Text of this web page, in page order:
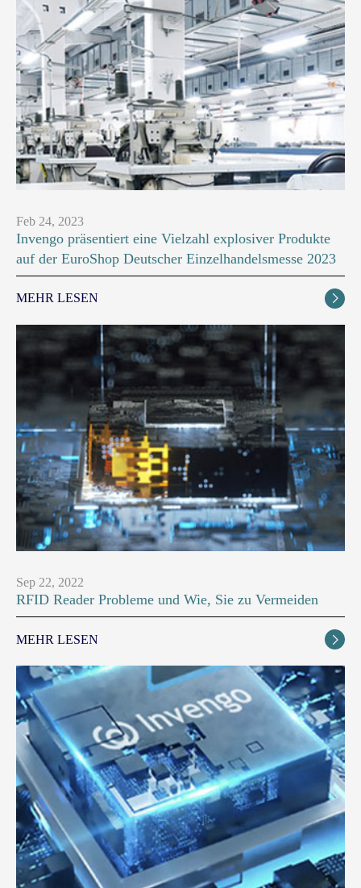
Feb 24, 2023
Invengo präsentiert eine Vielzahl explosiver Produkte
auf der EuroShop Deutscher Einzelhandelsmesse 2023
MEHR LESEN 
Sep 22, 2022
RFID Reader Probleme und Wie, Sie zu Vermeiden
MEHR LESEN 